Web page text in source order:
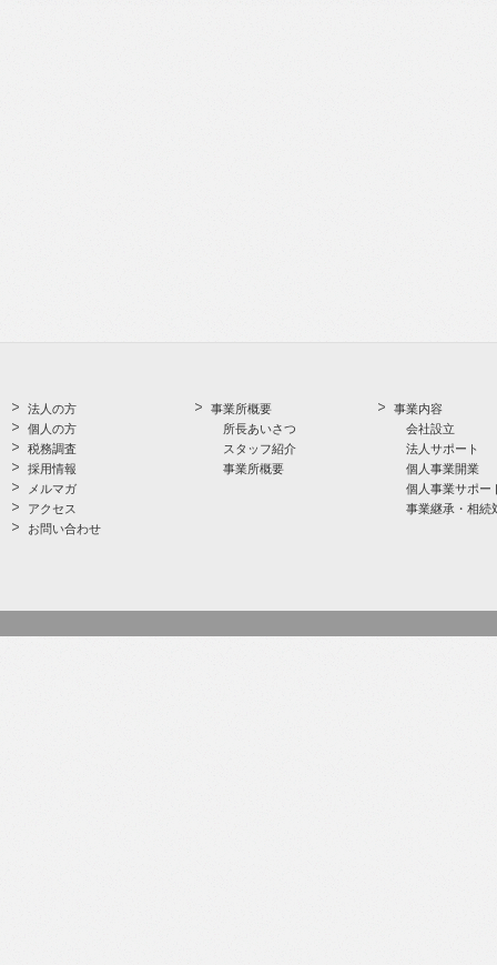
法人の方
個人の方
税務調査
採用情報
メルマガ
アクセス
お問い合わせ
事業所概要
所長あいさつ
スタッフ紹介
事業所概要
事業内容
会社設立
法人サポート
個人事業開業
個人事業サポー
事業継承・相続